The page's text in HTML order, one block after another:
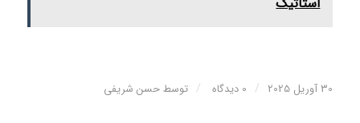
30 آوریل 2025 / 0 دیدگاه / توسطحسن شریفی